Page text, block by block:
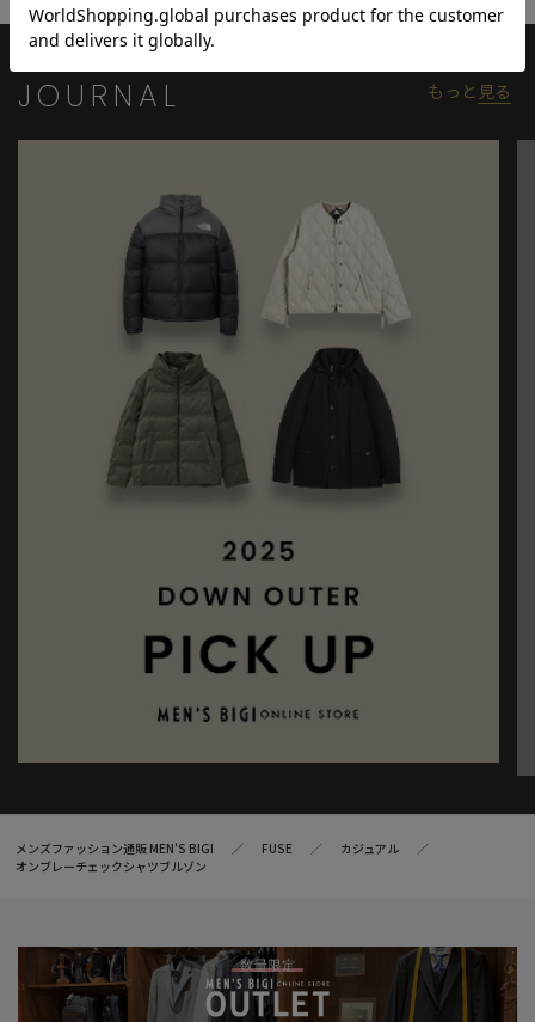
モデル:身長:181cm バスト:89cm ウエスト:67cm ヒップ:89cm 着
用サイズ:03(L)
※照明・光の加減、PCやスマートフォンなどの環境により、製品
と画像のカラーの見え方が異なる場合がございます。
※サイズは弊社規定の採寸によって記載しておりますが、若干の
個体差が生じる場合がございます。
JOURNAL もっと 見る
メンズファッション通販 MEN'S BIGI FUSE
カジュアル
オンブレーチェックシャツブルゾン